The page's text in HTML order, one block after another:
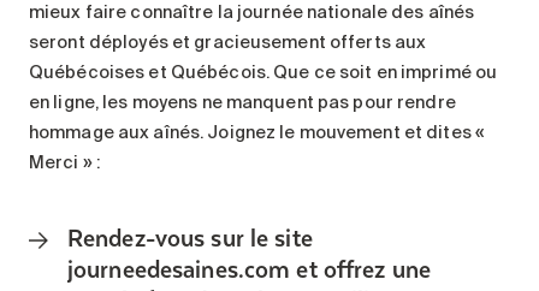
mieux faire connaître la journée nationale des aînés
seront déployés et gracieusement offerts aux
Québécoises et Québécois. Que ce soit en imprimé ou
en ligne, les moyens ne manquent pas pour rendre
hommage aux aînés. Joignez le mouvement et dites «
Merci » :
Rendez-vous sur le site
journeedesaines.com et offrez une